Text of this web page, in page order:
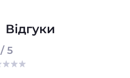
Відгуки
/ 5